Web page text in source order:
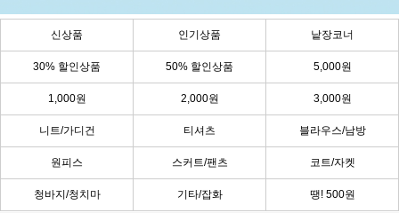
신상품 인기상품 낱장코너
30% 할인상품 50% 할인상품 5,000원
1,000원 2,000원 3,000원
니트/가디건 티셔츠 블라우스/남방
원피스 스커트/팬츠 코트/자켓
청바지/청치마 기타/잡화 땡! 500원